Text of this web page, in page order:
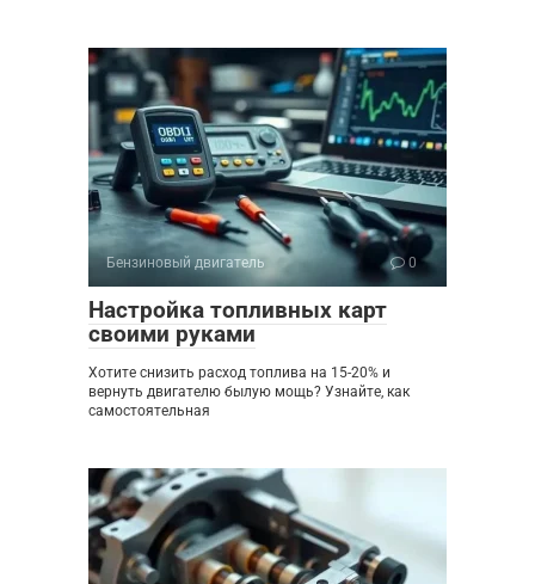
Бензиновый двигатель 0
Настройка топливных карт
своими руками
Хотите снизить расход топлива на 15-20% и
вернуть двигателю былую мощь? Узнайте, как
самостоятельная